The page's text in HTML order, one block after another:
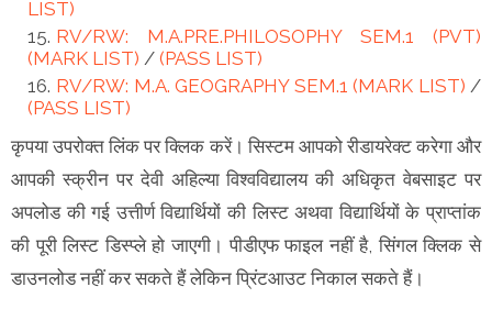
LIST)
RV/RW: M.A.PRE.PHILOSOPHY SEM.1 (PVT)
(MARK LIST) / (PASS LIST)
RV/RW: M.A. GEOGRAPHY SEM.1 (MARK LIST) /
(PASS LIST)
कृपया उपरोक्त लिंक पर क्लिक करें। सिस्टम आपको रीडायरेक्ट करेगा और
आपकी स्क्रीन पर देवी अहिल्या विश्वविद्यालय की अधिकृत वेबसाइट पर
अपलोड की गई उत्तीर्ण विद्यार्थियों की लिस्ट अथवा विद्यार्थियों के प्राप्तांक
की पूरी लिस्ट डिस्प्ले हो जाएगी। पीडीएफ फाइल नहीं है, सिंगल क्लिक से
डाउनलोड नहीं कर सकते हैं लेकिन प्रिंटआउट निकाल सकते हैं।